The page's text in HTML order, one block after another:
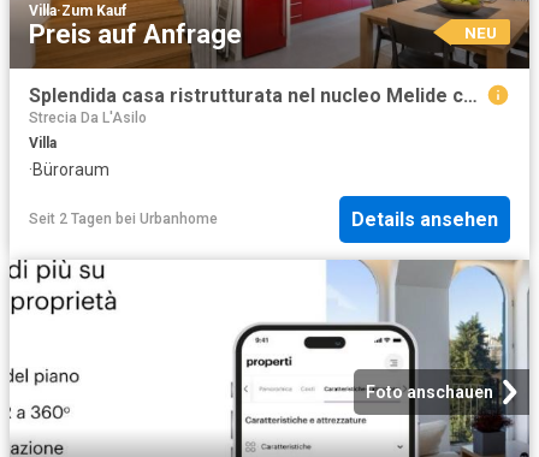
Villa·Zum Kauf
Preis auf Anfrage NEU
Splendida casa ristrutturata nel nucleo Melide con 4.5 locali
Strecia Da L'Asilo
Villa
·Büroraum
Seit 2 Tagen bei Urbanhome Details ansehen
Foto anschauen